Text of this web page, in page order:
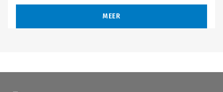
MEER